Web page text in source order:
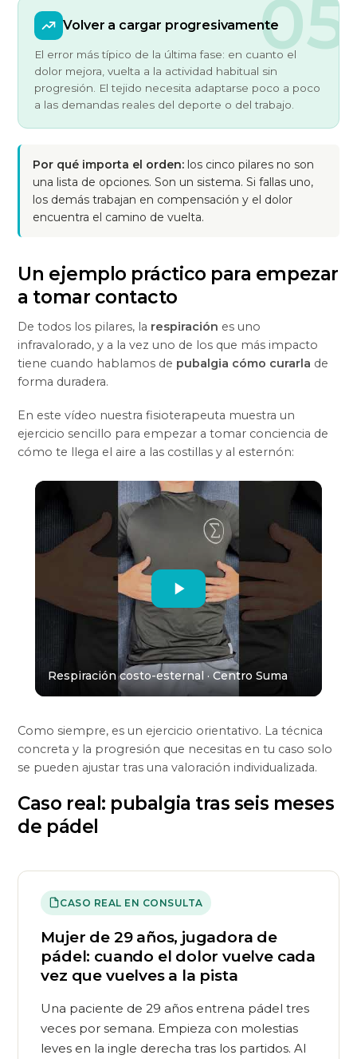
05
Volver a cargar progresivamente
El error más típico de la última fase: en cuanto el
dolor mejora, vuelta a la actividad habitual sin
progresión. El tejido necesita adaptarse poco a poco
a las demandas reales del deporte o del trabajo.
Por qué importa el orden: los cinco pilares no son
una lista de opciones. Son un sistema. Si fallas uno,
los demás trabajan en compensación y el dolor
encuentra el camino de vuelta.
Un ejemplo práctico para empezar
a tomar contacto
De todos los pilares, la respiración es uno
infravalorado, y a la vez uno de los que más impacto
tiene cuando hablamos de pubalgia cómo curarla de
forma duradera.
En este vídeo nuestra fisioterapeuta muestra un
ejercicio sencillo para empezar a tomar conciencia de
cómo te llega el aire a las costillas y al esternón:
Respiración costo-esternal · Centro Suma
Como siempre, es un ejercicio orientativo. La técnica
concreta y la progresión que necesitas en tu caso solo
se pueden ajustar tras una valoración individualizada.
Caso real: pubalgia tras seis meses
de pádel
CASO REAL EN CONSULTA
Mujer de 29 años, jugadora de
pádel: cuando el dolor vuelve cada
vez que vuelves a la pista
Una paciente de 29 años entrena pádel tres
veces por semana. Empieza con molestias
leves en la ingle derecha tras los partidos. Al